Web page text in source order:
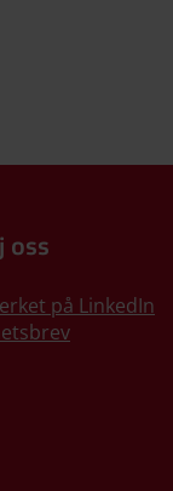
oss
på LinkedIn